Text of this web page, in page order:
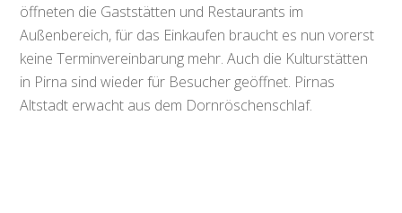
öffneten die Gaststätten und Restaurants im
Außenbereich, für das Einkaufen braucht es nun vorerst
keine Terminvereinbarung mehr. Auch die Kulturstätten
in Pirna sind wieder für Besucher geöffnet. Pirnas
Altstadt erwacht aus dem Dornröschenschlaf.